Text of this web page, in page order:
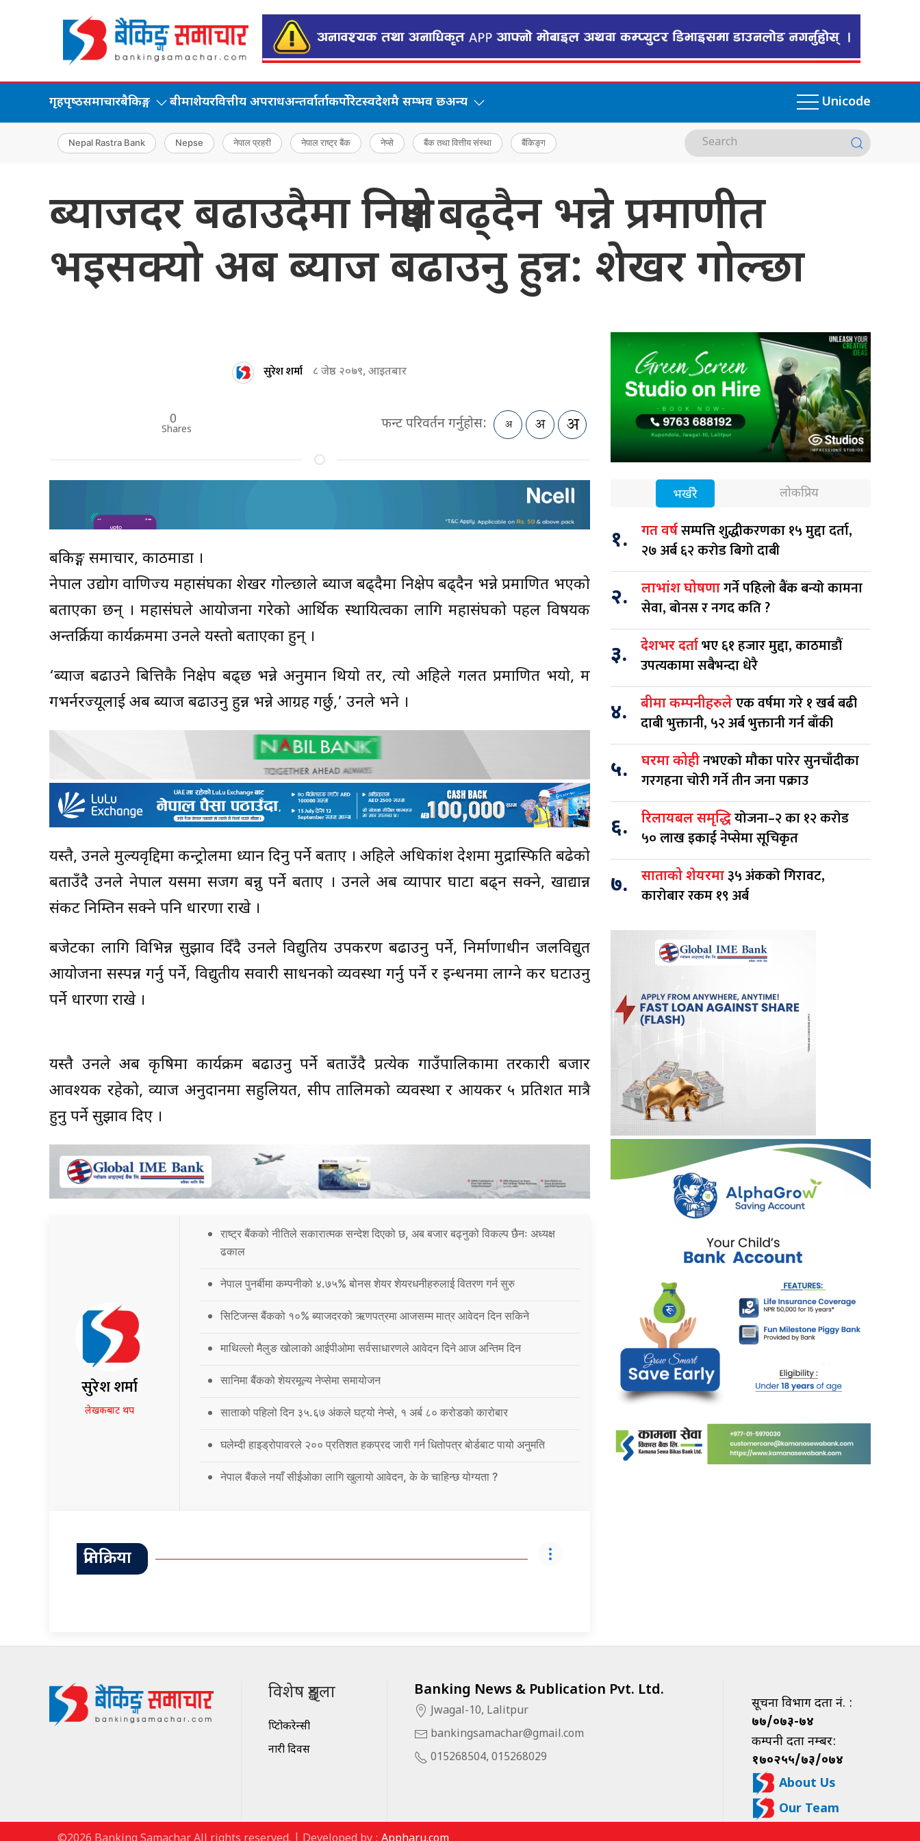
गृहपृष्‍ठसमाचारबैकिङ्ग बीमाशेयरवित्तीय अपराधअन्तर्वार्ताकर्पोरेटस्वदेशमै सम्भव छअन्य Unicode
Nepal Rastra Bank Nepse नेपाल प्रहरी नेपाल राष्ट्र बैंक नेप्से बैंक तथा वित्तीय संस्था बैंकिङ्ग
ब्याजदर बढाउदैमा निक्षेप बढ्दैन भन्ने प्रमाणीत
भइसक्यो अब ब्याज बढाउनु हुन्न: शेखर गोल्छा
सुरेश शर्मा ८ जेष्ठ २०७९, आइतबार
0
Shares फन्ट परिवर्तन गर्नुहोस:
बैंकिङ्ग समाचार, काठमाडौं ।
नेपाल उद्योग वाणिज्य महासंघका शेखर गोल्छाले ब्याज बढ्दैमा निक्षेप बढ्दैन भन्ने प्रमाणित भएको
बताएका छन् । महासंघले आयोजना गरेको आर्थिक स्थायित्वका लागि महासंघको पहल विषयक
अन्तर्क्रिया कार्यक्रममा उनले यस्तो बताएका हुन् ।
‘ब्याज बढाउने बित्तिकै निक्षेप बढ्छ भन्ने अनुमान थियो तर, त्यो अहिले गलत प्रमाणित भयो, म
गभर्नरज्यूलाई अब ब्याज बढाउनु हुन्न भन्ने आग्रह गर्छु,’ उनले भने ।
यस्तै, उनले मुल्यवृद्दिमा कन्ट्रोलमा ध्यान दिनु पर्ने बताए । अहिले अधिकांश देशमा मुद्रास्फिति बढेको
बताउँदै उनले नेपाल यसमा सजग बन्नु पर्ने बताए । उनले अब व्यापार घाटा बढ्न सक्ने, खाद्यान्न
संकट निम्तिन सक्ने पनि धारणा राखे ।
बजेटका लागि विभिन्न सुझाव दिँदै उनले विद्युतिय उपकरण बढाउनु पर्ने, निर्माणाधीन जलविद्युत
आयोजना सस्पन्न गर्नु पर्ने, विद्युतीय सवारी साधनको व्यवस्था गर्नु पर्ने र इन्धनमा लाग्ने कर घटाउनु
पर्ने धारणा राखे ।
यस्तै उनले अब कृषिमा कार्यक्रम बढाउनु पर्ने बताउँदै प्रत्येक गाउँपालिकामा तरकारी बजार
आवश्यक रहेको, व्याज अनुदानमा सहुलियत, सीप तालिमको व्यवस्था र आयकर ५ प्रतिशत मात्रै
हुनु पर्ने सुझाव दिए ।
सुरेश शर्मा
लेखकबाट थप
राष्ट्र बैंकको नीतिले सकारात्मक सन्देश दिएको छ, अब बजार बढ्नुको विकल्प छैनः अध्यक्ष
ढकाल
नेपाल पुनर्बीमा कम्पनीको ४.७५% बोनस शेयर शेयरधनीहरुलाई वितरण गर्न सुरु
सिटिजन्स बैंकको १०% ब्याजदरको ऋणपत्रमा आजसम्म मात्र आवेदन दिन सकिने
माथिल्लो मैलुङ खोलाको आईपीओमा सर्वसाधारणले आवेदन दिने आज अन्तिम दिन
सानिमा बैंकको शेयरमूल्य नेप्सेमा समायोजन
साताको पहिलो दिन ३५.६७ अंकले घट्यो नेप्से, १ अर्ब ८० करोडको कारोबार
घलेम्दी हाइड्रोपावरले २०० प्रतिशत हकप्रद जारी गर्न धितोपत्र बोर्डबाट पायो अनुमति
नेपाल बैंकले नयाँ सीईओका लागि खुलायो आवेदन, के के चाहिन्छ योग्यता ?
प्रतिक्रिया
भर्खरै लोकप्रिय
१. गत वर्षसम्पत्ति शुद्धीकरणका १५ मुद्दा दर्ता,
२७ अर्ब ६२ करोड बिगो दाबी
२. लाभांश घोषणागर्ने पहिलो बैंक बन्यो कामना
सेवा, बोनस र नगद कति ?
३. देशभर दर्ताभए ६१ हजार मुद्दा, काठमाडौं
उपत्यकामा सबैभन्दा धेरै
४. बीमा कम्पनीहरुलेएक वर्षमा गरे १ खर्ब बढी
दाबी भुक्तानी, ५२ अर्ब भुक्तानी गर्न बाँकी
५. घरमा कोहीनभएको मौका पारेर सुनचाँदीका
गरगहना चोरी गर्ने तीन जना पक्राउ
६. रिलायबल समृद्धियोजना–२ का १२ करोड
५० लाख इकाई नेप्सेमा सूचिकृत
७. साताको शेयरमा३५ अंकको गिरावट,
कारोबार रकम १९ अर्ब
विशेष शृङ्खला
क्रिप्टोकरेन्सी
नारी दिवस
Banking News & Publication Pvt. Ltd.
Jwagal-10, Lalitpur
bankingsamachar@gmail.com
015268504, 015268029
सूचना विभाग दर्ता नं. :
७७/०७३-७४
कम्पनी दर्ता नम्बर:
१७०२५५/७३/०७४
About Us
Our Team